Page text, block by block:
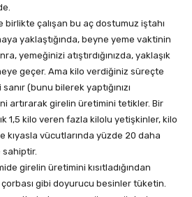
birlikte çalışan bu aç dostumuz iştahı
yaklaştığında, beyne yeme vaktinin
yemeğinizi atıştırdığınızda, yaklaşık
geçer. Ama kilo verdiğiniz süreçte
(bunu bilerek yaptığınızı
artırarak girelin üretimini tetikler. Bir
1,5 kilo veren fazla kilolu yetişkinler, kilo
kıyasla vücutlarında yüzde 20 daha
sahiptir.
girelin üretimini kısıtladığından
çorbası gibi doyurucu besinler tüketin.